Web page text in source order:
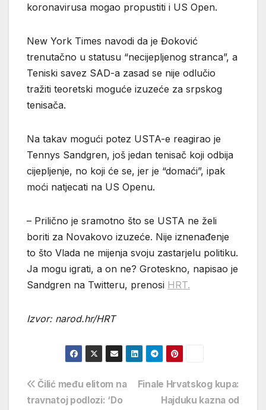
koronavirusa mogao propustiti i US Open.
New York Times navodi da je Đoković
trenutačno u statusu “necijepljenog stranca”, a
Teniski savez SAD-a zasad se nije odlučio
tražiti teoretski moguće izuzeće za srpskog
tenisača.
Na takav mogući potez USTA-e reagirao je
Tennys Sandgren, još jedan tenisač koji odbija
cijepljenje, no koji će se, jer je “domaći”, ipak
moći natjecati na US Openu.
– Prilično je sramotno što se USTA ne želi
boriti za Novakovo izuzeće. Nije iznenađenje
to što Vlada ne mijenja svoju zastarjelu politiku.
Ja mogu igrati, a on ne? Groteskno, napisao je
Sandgren na Twitteru, prenosi HRT.
Izvor: narod.hr/HRT
Navigacija
Finale Hrvatskog kupa:
Hajduku kazna od
Čilić među elitom na
travnatoj podlozi: ‘Do